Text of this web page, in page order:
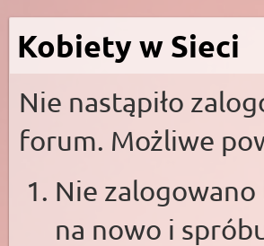
Kobiety w Sieci
Nie nastąpiło
forum. Możliwe
Nie
na nowo i